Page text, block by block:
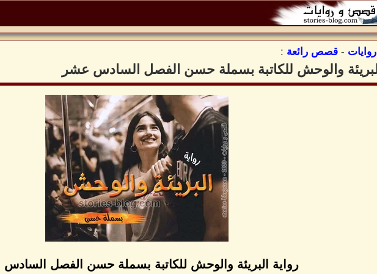
- قصص رائعة :
والوحش للكاتبة بسملة حسن الفصل السادس عشر
رواية البريئة والوحش للكاتبة بسملة حسن الفصل